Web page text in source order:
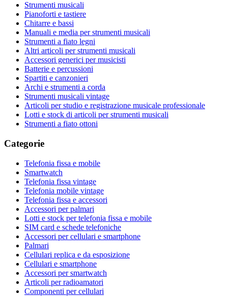
Strumenti musicali
Pianoforti e tastiere
Chitarre e bassi
Manuali e media per strumenti musicali
Strumenti a fiato legni
Altri articoli per strumenti musicali
Accessori generici per musicisti
Batterie e percussioni
Spartiti e canzonieri
Archi e strumenti a corda
Strumenti musicali vintage
Articoli per studio e registrazione musicale professionale
Lotti e stock di articoli per strumenti musicali
Strumenti a fiato ottoni
Categorie
Telefonia fissa e mobile
Smartwatch
Telefonia fissa vintage
Telefonia mobile vintage
Telefonia fissa e accessori
Accessori per palmari
Lotti e stock per telefonia fissa e mobile
SIM card e schede telefoniche
Accessori per cellulari e smartphone
Palmari
Cellulari replica e da esposizione
Cellulari e smartphone
Accessori per smartwatch
Articoli per radioamatori
Componenti per cellulari